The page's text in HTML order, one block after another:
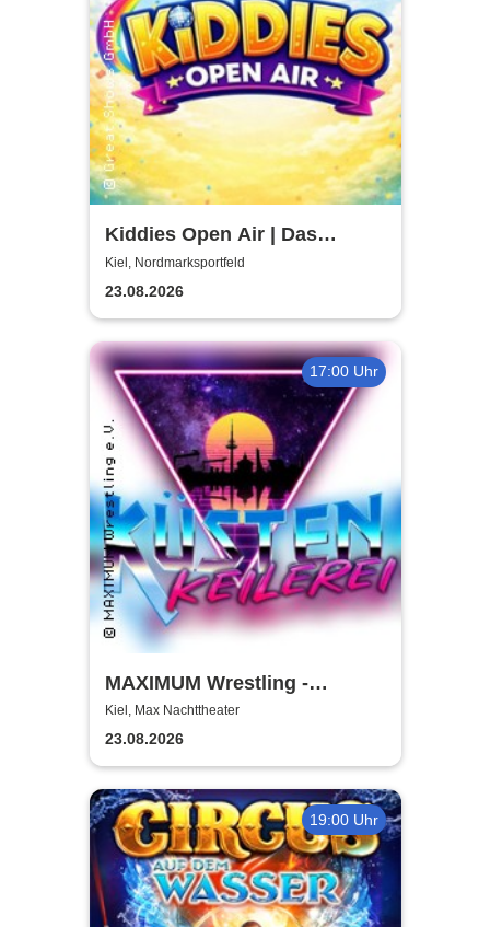
Kiddies Open Air | Das
Kinder- & Familienfestival in
Kiel
Kiel, Nordmarksportfeld
23.08.2026
17:00 Uhr
MAXIMUM Wrestling -
Küstenkeilerei '26
Kiel, Max Nachttheater
23.08.2026
19:00 Uhr